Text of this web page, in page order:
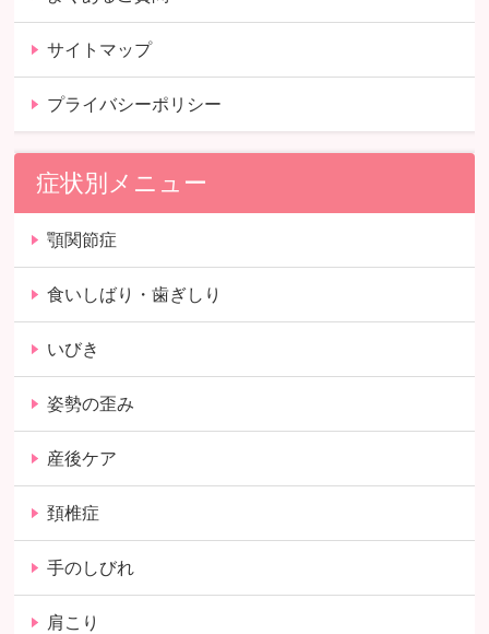
サイトマップ
プライバシーポリシー
症状別メニュー
顎関節症
食いしばり・歯ぎしり
いびき
姿勢の歪み
産後ケア
頚椎症
手のしびれ
肩こり